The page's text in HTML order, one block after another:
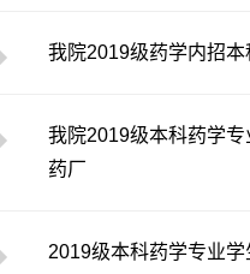
我院2019级药学内招
我院2019级本科药学
药厂
​2019级本科药学专业